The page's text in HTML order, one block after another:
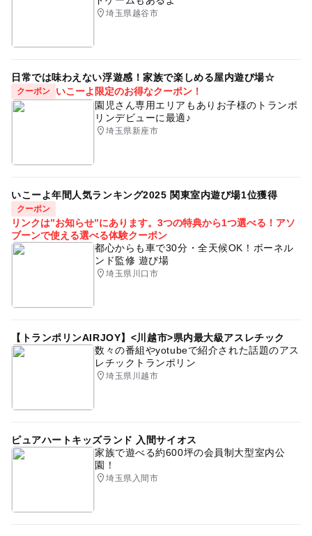
埼玉県越谷市
日常では味わえない浮遊感！家族で楽しめる屋内遊び場☆
クーポン
いこーよ限定のお得なクーポン！
園児さん専用エリアもありお子様のトランポ
リンデビューに最適♪
埼玉県新座市
いこーよ年間人気ランキング2025 関東室内遊び場1位獲得
クーポン
リンクは”お知らせ”にあります。3つの特典から1つ選べる！アソ
ブーンで使える選べる体験クーポン
都心からも車で30分・全天候OK！ボーネル
ンド監修 遊び場
埼玉県川口市
【トランポリンAIRJOY】<川越市>県内最大級アスレチック
数々の番組やyotubeで紹介された話題のアス
レチックトランポリン
埼玉県川越市
ピュアハートキッズランド 入間サイオス
家族で遊べる約600坪の会員制大型室内公
園！
埼玉県入間市